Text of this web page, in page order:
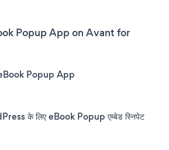
Popup App on Avant for
Popup App
के लिए eBook Popup एम्बेड स्निपेट